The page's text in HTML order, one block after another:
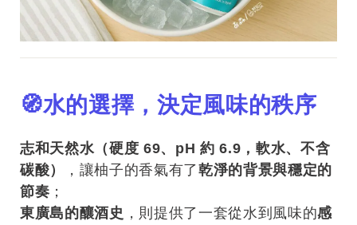
🧭水的選擇，決定風味的秩序
志和天然水（硬度 69、pH 約 6.9，軟水、不含
碳酸）
，讓柚子的香氣有了乾淨的背景與穩定的
節奏 ；
東廣島的釀酒史 ，則提供了一套從水到風味的感